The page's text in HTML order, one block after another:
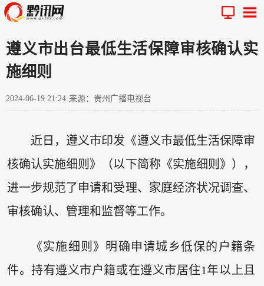
遵义市出台最低生活保障审核确认实
施细则
2024-06-19 21:24 来源：贵州广播电视台
近日，遵义市印发《遵义市最低生活保障审
核确认实施细则》（以下简称《实施细则》），
进一步规范了申请和受理、家庭经济状况调查、
审核确认、管理和监督等工作。
《实施细则》明确申请城乡低保的户籍条
件。持有遵义市户籍或在遵义市居住1年以上且